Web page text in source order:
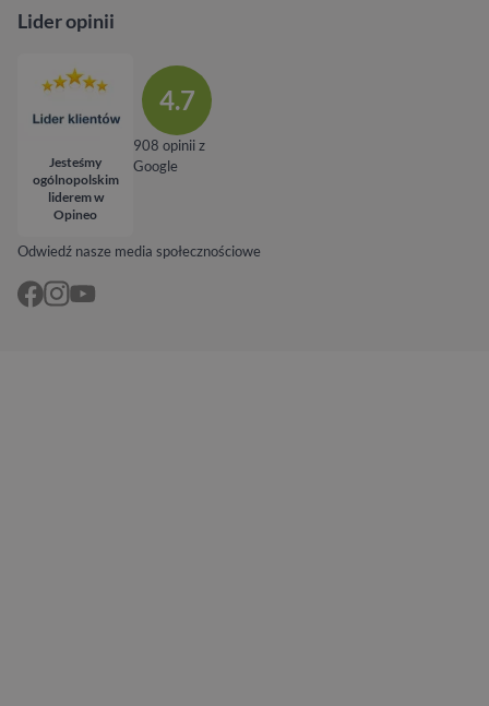
Odwiedź nasze media społecznościowe
Lider opinii
Jesteśmy
ogólnopolskim
liderem w
Opineo
4.7
908 opinii z
Google